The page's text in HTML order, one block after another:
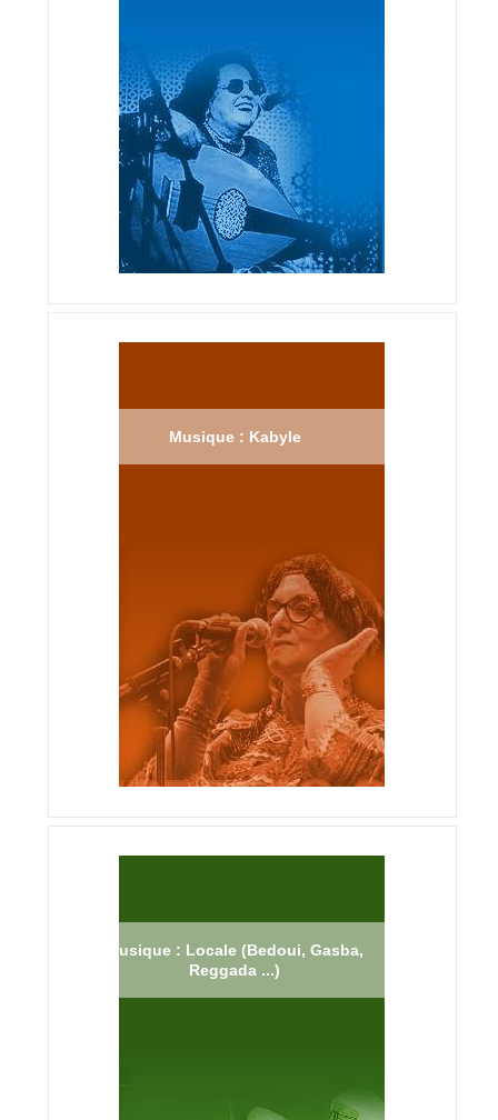
Musique : Kabyle
Musique : Locale (Bedoui, Gasba,
Reggada ...)